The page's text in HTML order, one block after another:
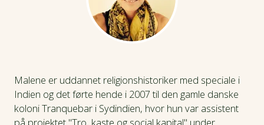
Malene er uddannet religionshistoriker med speciale i
Indien og det førte hende i 2007 til den gamle danske
koloni Tranquebar i Sydindien, hvor hun var assistent